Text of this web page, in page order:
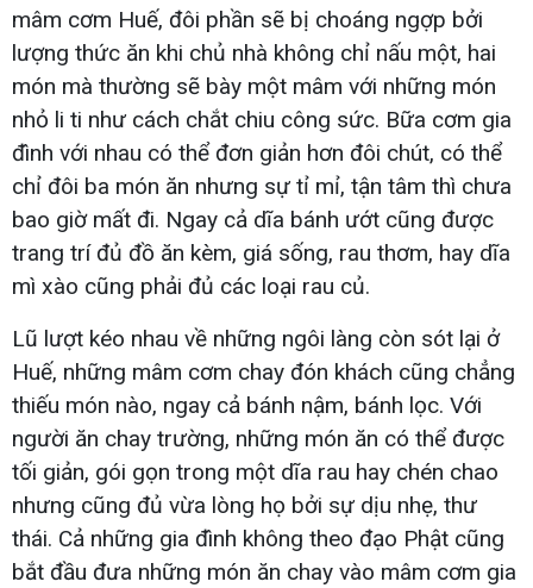
mâm cơm Huế, đôi phần sẽ bị choáng ngợp bởi
lượng thức ăn khi chủ nhà không chỉ nấu một, hai
món mà thường sẽ bày một mâm với những món
nhỏ li ti như cách chắt chiu công sức. Bữa cơm gia
đình với nhau có thể đơn giản hơn đôi chút, có thể
chỉ đôi ba món ăn nhưng sự tỉ mỉ, tận tâm thì chưa
bao giờ mất đi. Ngay cả dĩa bánh ướt cũng được
trang trí đủ đồ ăn kèm, giá sống, rau thơm, hay dĩa
mì xào cũng phải đủ các loại rau củ.
Lũ lượt kéo nhau về những ngôi làng còn sót lại ở
Huế, những mâm cơm chay đón khách cũng chẳng
thiếu món nào, ngay cả bánh nậm, bánh lọc. Với
người ăn chay trường, những món ăn có thể được
tối giản, gói gọn trong một dĩa rau hay chén chao
nhưng cũng đủ vừa lòng họ bởi sự dịu nhẹ, thư
thái. Cả những gia đình không theo đạo Phật cũng
bắt đầu đưa những món ăn chay vào mâm cơm gia